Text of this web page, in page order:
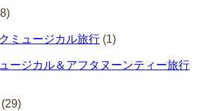
ミュージカル旅行 (1)
ージカル＆アフタヌーンティー旅行
(29)